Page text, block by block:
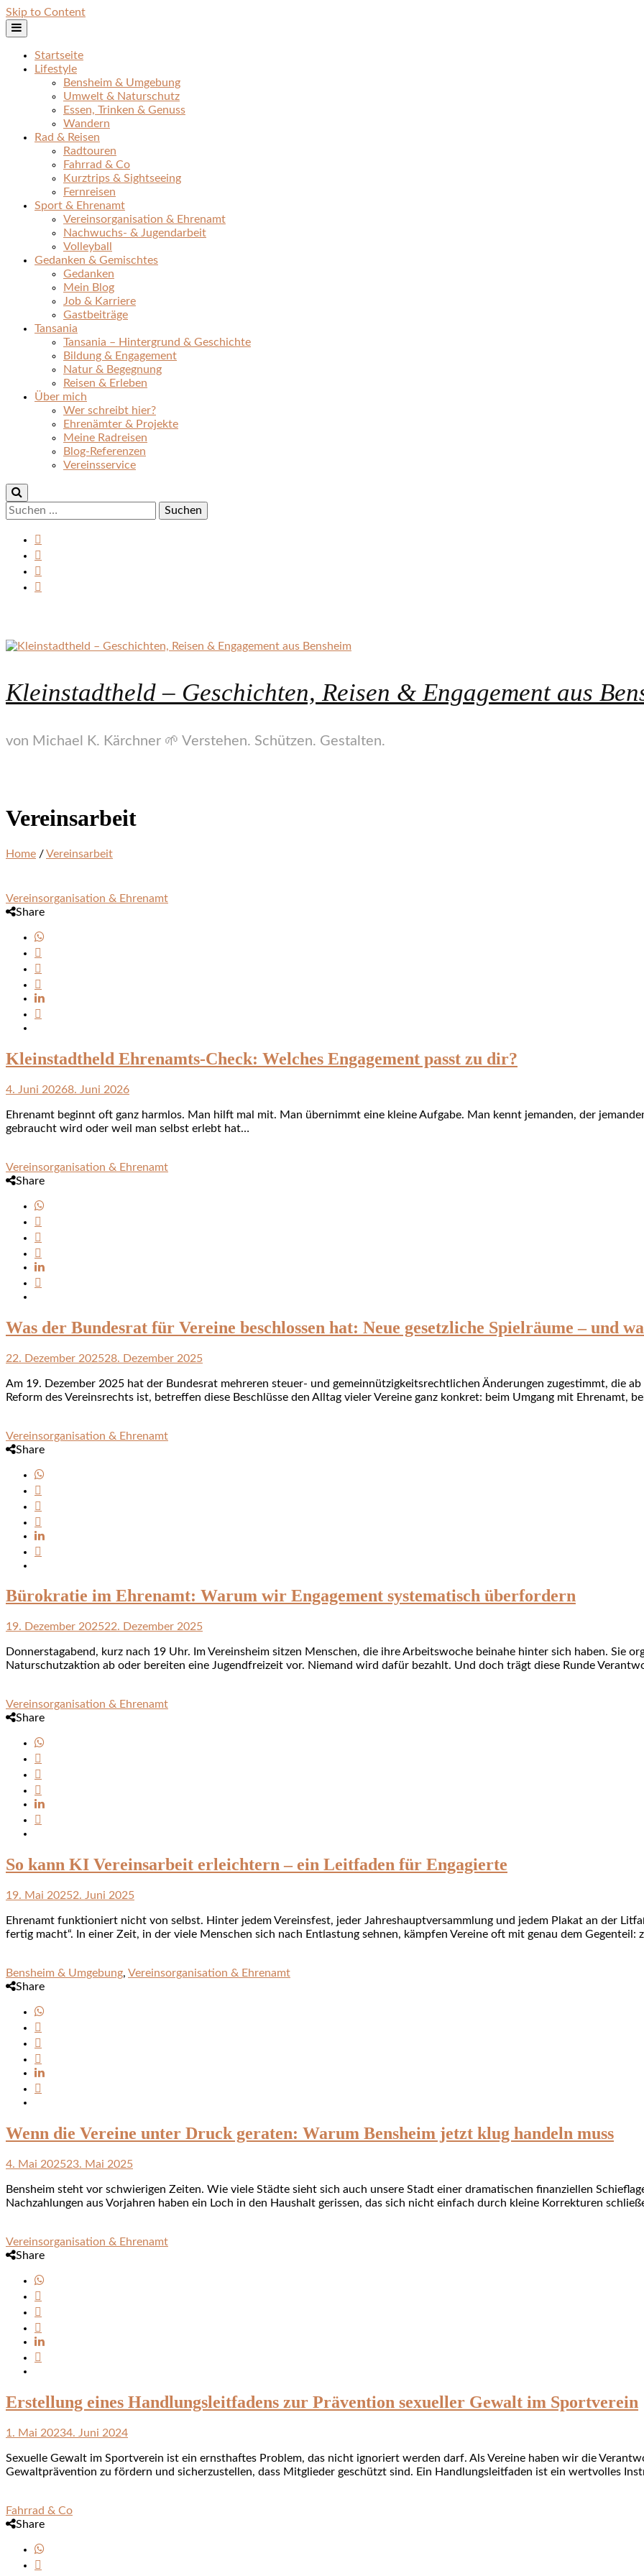
Skip to Content
Startseite
Lifestyle
Bensheim & Umgebung
Umwelt & Naturschutz
Essen, Trinken & Genuss
Wandern
Rad & Reisen
Radtouren
Fahrrad & Co
Kurztrips & Sightseeing
Fernreisen
Sport & Ehrenamt
Vereinsorganisation & Ehrenamt
Nachwuchs- & Jugendarbeit
Volleyball
Gedanken & Gemischtes
Gedanken
Mein Blog
Job & Karriere
Gastbeiträge
Tansania
Tansania – Hintergrund & Geschichte
Bildung & Engagement
Natur & Begegnung
Reisen & Erleben
Über mich
Wer schreibt hier?
Ehrenämter & Projekte
Meine Radreisen
Blog-Referenzen
Vereinsservice
Suchen
nach:
Kleinstadtheld – Geschichten, Reisen & Engagement aus
von Michael K. Kärchner 🌱 Verstehen. Schützen. Gestalten.
Vereinsarbeit
Home /Vereinsarbeit
Vereinsorganisation & Ehrenamt
Share
Kleinstadtheld Ehrenamts-Check: Welches Engagement passt zu dir?
4. Juni 20268. Juni 2026
Ehrenamt beginnt oft ganz harmlos. Man hilft mal mit. Man übernimmt eine kleine Aufgabe. Man kennt jemanden, der
gebraucht wird oder weil man selbst erlebt hat…
Vereinsorganisation & Ehrenamt
Share
Was der Bundesrat für Vereine beschlossen hat: Neue gesetzliche Spielräume – und
22. Dezember 202528. Dezember 2025
Am 19. Dezember 2025 hat der Bundesrat mehreren steuer- und gemeinnützigkeitsrechtlichen Änderungen zugestimmt, die
Reform des Vereinsrechts ist, betreffen diese Beschlüsse den Alltag vieler Vereine ganz konkret: beim Umgang mit Ehrenamt,
Vereinsorganisation & Ehrenamt
Share
Bürokratie im Ehrenamt: Warum wir Engagement systematisch überfordern
19. Dezember 202522. Dezember 2025
Donnerstagabend, kurz nach 19 Uhr. Im Vereinsheim sitzen Menschen, die ihre Arbeitswoche beinahe hinter sich haben. Sie
Naturschutzaktion ab oder bereiten eine Jugendfreizeit vor. Niemand wird dafür bezahlt. Und doch trägt diese Runde
Vereinsorganisation & Ehrenamt
Share
So kann KI Vereinsarbeit erleichtern – ein Leitfaden für Engagierte
19. Mai 20252. Juni 2025
Ehrenamt funktioniert nicht von selbst. Hinter jedem Vereinsfest, jeder Jahreshauptversammlung und jedem Plakat an der
fertig macht“. In einer Zeit, in der viele Menschen sich nach Entlastung sehnen, kämpfen Vereine oft mit genau dem Gegenteil:
Bensheim & Umgebung, Vereinsorganisation & Ehrenamt
Share
Wenn die Vereine unter Druck geraten: Warum Bensheim jetzt klug handeln muss
4. Mai 202523. Mai 2025
Bensheim steht vor schwierigen Zeiten. Wie viele Städte sieht sich auch unsere Stadt einer dramatischen finanziellen
Nachzahlungen aus Vorjahren haben ein Loch in den Haushalt gerissen, das sich nicht einfach durch kleine Korrekturen
Vereinsorganisation & Ehrenamt
Share
Erstellung eines Handlungsleitfadens zur Prävention sexueller Gewalt im Sportverein
1. Mai 20234. Juni 2024
Sexuelle Gewalt im Sportverein ist ein ernsthaftes Problem, das nicht ignoriert werden darf. Als Vereine haben wir die
Gewaltprävention zu fördern und sicherzustellen, dass Mitglieder geschützt sind. Ein Handlungsleitfaden ist ein wertvolles
Fahrrad & Co
Share